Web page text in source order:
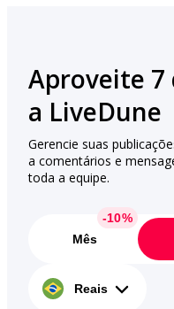
Aproveite 7
a LiveDune
Gerencie suas
a comentários e
toda a equipe.
Mês
Reais